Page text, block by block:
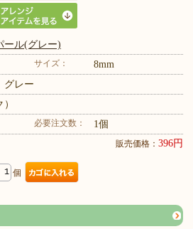
ール(グレー)
サイズ： 8mm
グレー
必要注文数： 1個
販売価格： 396円
個